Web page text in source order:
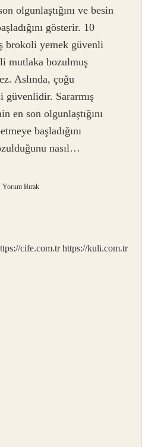
olgunlaştığını ve besin
gösterir. 10
brokoli yemek güvenli
mutlaka bozulmuş
Aslında, çoğu
güvenlidir. Sararmış
en son olgunlaştığını
başladığını
nasıl…
Yorum Bırak
cife.com.tr https://kuli.com.tr